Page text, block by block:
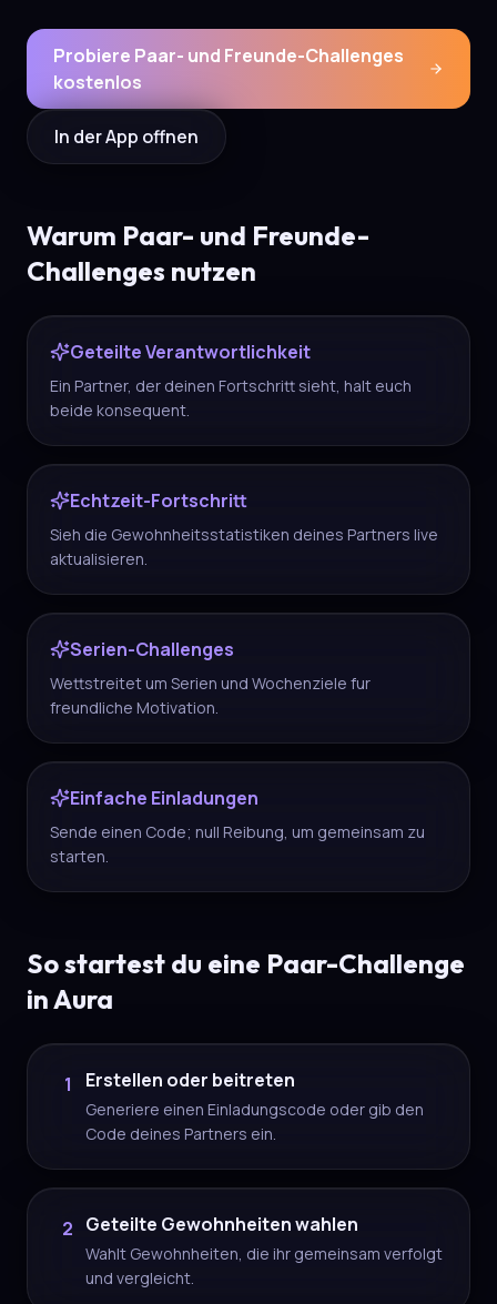
Probiere Paar- und Freunde-Challenges
kostenlos
In der App offnen
Warum Paar- und Freunde-
Challenges nutzen
Geteilte Verantwortlichkeit
Ein Partner, der deinen Fortschritt sieht, halt euch
beide konsequent.
Echtzeit-Fortschritt
Sieh die Gewohnheitsstatistiken deines Partners live
aktualisieren.
Serien-Challenges
Wettstreitet um Serien und Wochenziele fur
freundliche Motivation.
Einfache Einladungen
Sende einen Code; null Reibung, um gemeinsam zu
starten.
So startest du eine Paar-Challenge
in Aura
1 Erstellen oder beitreten
Generiere einen Einladungscode oder gib den
Code deines Partners ein.
2 Geteilte Gewohnheiten wahlen
Wahlt Gewohnheiten, die ihr gemeinsam verfolgt
und vergleicht.